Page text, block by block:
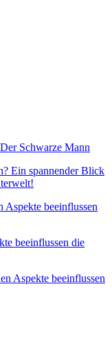
Schwarze Mann
Ein spannender Blick
Aspekte beeinflussen
beeinflussen die
Aspekte beeinflussen